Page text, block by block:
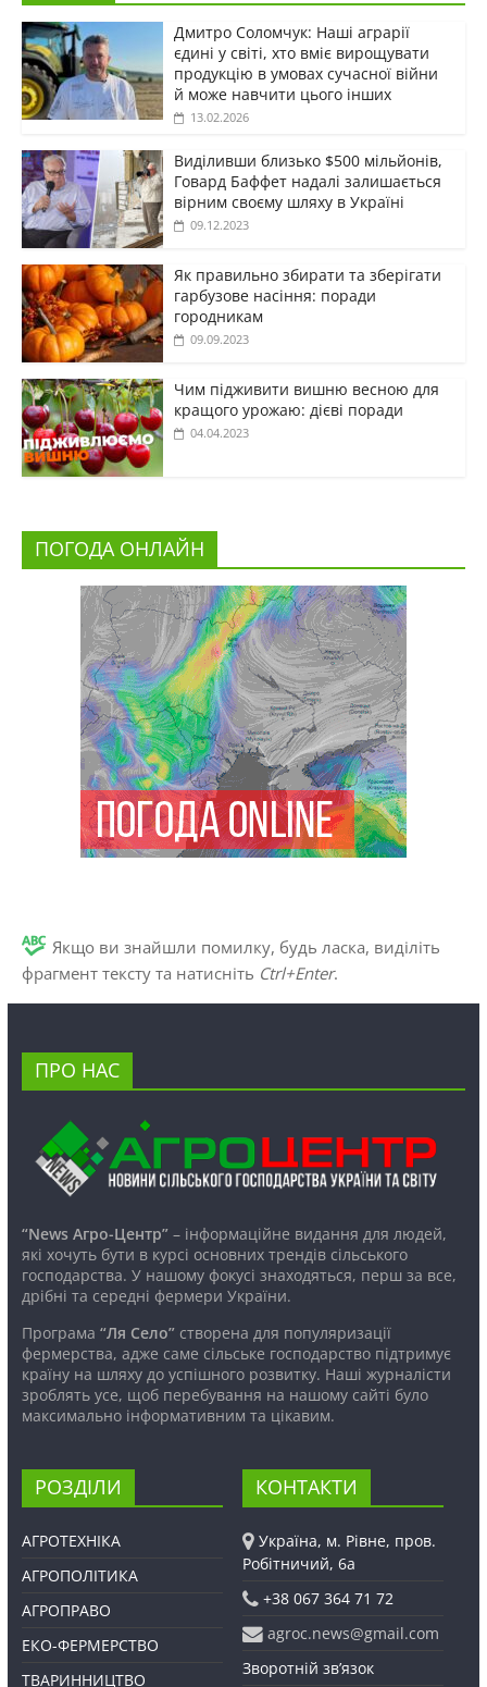
Дмитро Соломчук: Наші аграрії
єдині у світі, хто вміє вирощувати
продукцію в умовах сучасної війни
й може навчити цього інших
13.02.2026
Виділивши близько $500 мільйонів,
Говард Баффет надалі залишається
вірним своєму шляху в Україні
09.12.2023
Як правильно збирати та зберігати
гарбузове насіння: поради
городникам
09.09.2023
Чим підживити вишню весною для
кращого урожаю: дієві поради
04.04.2023
ПОГОДА ОНЛАЙН
Якщо ви знайшли помилку, будь ласка, виділіть
фрагмент тексту та натисніть Ctrl+Enter.
ПРО НАС
“News Агро-Центр”– інформаційне видання для людей,
які хочуть бути в курсі основних трендів сільського
господарства. У нашому фокусі знаходяться, перш за все,
дрібні та середні фермери України.
Програма “Ля Село”створена для популяризації
фермерства, адже саме сільське господарство підтримує
країну на шляху до успішного розвитку. Наші журналісти
зроблять усе, щоб перебування на нашому сайті було
максимально інформативним та цікавим.
РОЗДІЛИ
АГРОТЕХНІКА
АГРОПОЛІТИКА
АГРОПРАВО
ЕКО-ФЕРМЕРСТВО
ТВАРИННИЦТВО
КОНТАКТИ
Україна, м. Рівне, пров.
Робітничий, 6а
+38 067 364 71 72
agroc.news@gmail.com
Зворотній зв’язок